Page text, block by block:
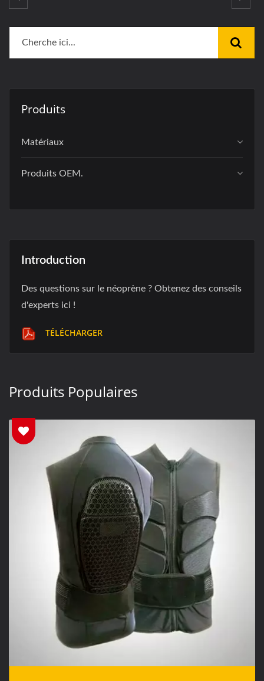
Produits
Matériaux
Produits OEM.
Introduction
Des questions sur le néoprène ? Obtenez des conseils
d'experts ici !
TÉLÉCHARGER
Produits Populaires